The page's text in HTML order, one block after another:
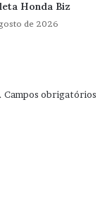
Honda Biz
de 2026
Campos obrigatórios